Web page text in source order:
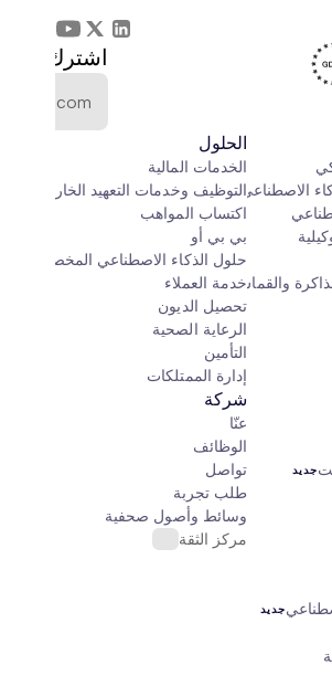
اشترك في
الاصطناعي
والقماش
الحلول
الخدمات المالية
التوظيف وخدمات التعهيد الخارجي
اكتساب المواهب
بي بي أو
حلول الذكاء الاصطناعي المخصصة
خدمة العملاء
تحصيل الديون
الرعاية الصحية
التأمين
إدارة الممتلكات
جديد
جديد
شركة
عنّا
الوظائف
تواصل
طلب تجربة
وسائط وأصول صحفية
مركز الثقة